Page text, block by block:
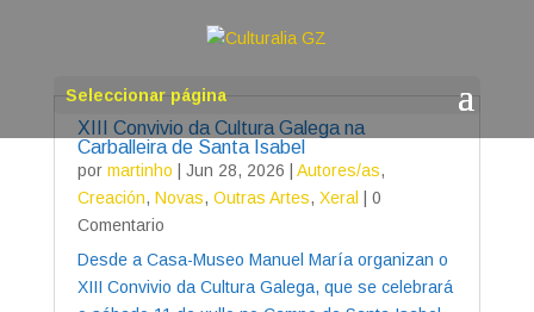
Seleccionar página
XIII Convivio da Cultura Galega na
Carballeira de Santa Isabel
por martinho Jun 28, 2026 Autores/as,
Creación, Novas, Outras Artes, Xeral
| 0
Comentario
Desde a Casa-Museo Manuel María organizan o
XIII Convivio da Cultura Galega, que se celebrará